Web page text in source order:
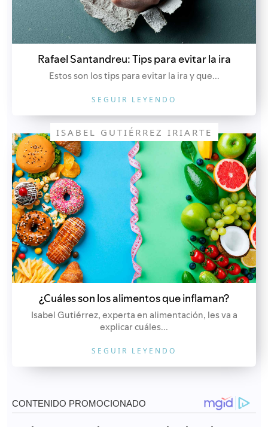
Rafael Santandreu: Tips para evitar la ira
Estos son los tips para evitar la ira y que...
SEGUIR LEYENDO
ISABEL GUTIÉRREZ IRIARTE
¿Cuáles son los alimentos que inflaman?
Isabel Gutiérrez, experta en alimentación, les va a
explicar cuáles...
SEGUIR LEYENDO